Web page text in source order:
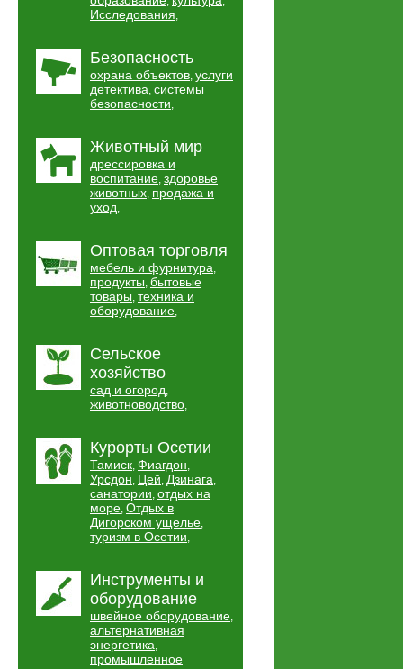
Исследования,
Безопасность
охрана объектов, услуги
детектива, системы
безопасности,
Животный мир
дрессировка и
воспитание, здоровье
животных, продажа и
уход,
Оптовая торговля
мебель и фурнитура,
продукты, бытовые
товары, техника и
оборудование,
Сельское
хозяйство
сад и огород,
животноводство,
Курорты Осетии
Тамиск, Фиагдон,
Урсдон, Цей, Дзинага,
санатории, отдых на
море, Отдых в
Дигорском ущелье,
туризм в Осетии,
Инструменты и
оборудование
швейное оборудование,
альтернативная
энергетика,
промышленное